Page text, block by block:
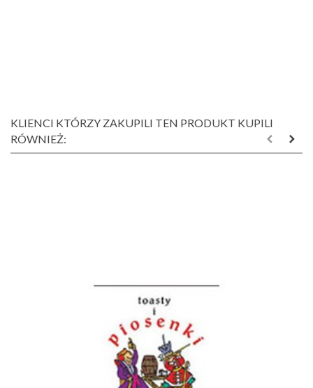
KLIENCI KTÓRZY ZAKUPILI TEN PRODUKT KUPILI
RÓWNIEŻ: